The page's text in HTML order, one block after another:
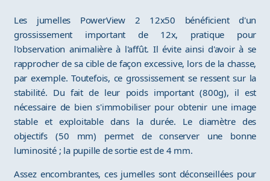
Les jumelles PowerView 2 12x50 bénéficient d'un
grossissement important de 12x, pratique pour
l'observation animalière à l'affût. Il évite ainsi d'avoir à se
rapprocher de sa cible de façon excessive, lors de la chasse,
par exemple. Toutefois, ce grossissement se ressent sur la
stabilité. Du fait de leur poids important (800g), il est
nécessaire de bien s'immobiliser pour obtenir une image
stable et exploitable dans la durée. Le diamètre des
objectifs (50 mm) permet de conserver une bonne
luminosité ; la pupille de sortie est de 4 mm.
Assez encombrantes, ces jumelles sont déconseillées pour